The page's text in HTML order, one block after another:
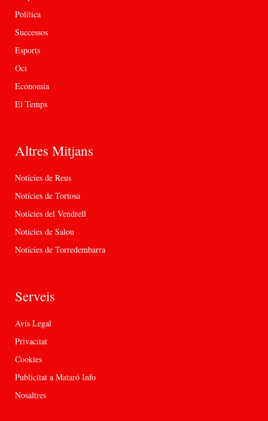
Política
Successos
Esports
Oci
Economia
El Temps
Altres Mitjans
Notícies de Reus
Notícies de Tortosa
Notícies del Vendrell
Notícies de Salou
Notícies de Torredembarra
Serveis
Avís Legal
Privacitat
Cookies
Publicitat a Mataró Info
Nosaltres